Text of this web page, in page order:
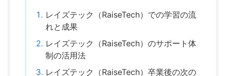
レイズテック（RaiseTech）での学習の流
れと成果
レイズテック（RaiseTech）のサポート体
制の活用法
レイズテック（RaiseTech）卒業後の次の